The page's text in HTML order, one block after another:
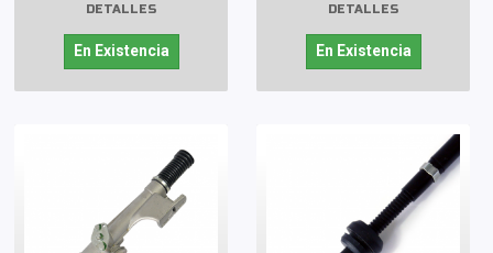
DETALLES
En Existencia
DETALLES
En Existencia